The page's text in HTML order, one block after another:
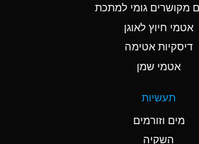
D
D
מקושרים גומי למתכת
אטמי חיוץ לאוגן
דיסקיות אטימה
אטמי שמן
תעשיות
מים וזורמים
השקיה